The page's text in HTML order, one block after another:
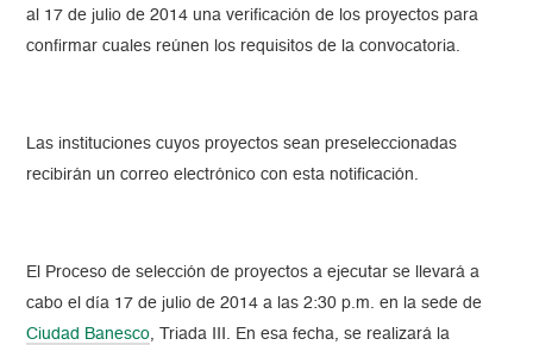
al 17 de julio de 2014 una verificación de los proyectos para
confirmar cuales reúnen los requisitos de la convocatoria.
Las instituciones cuyos proyectos sean preseleccionadas
recibirán un correo electrónico con esta notificación.
El Proceso de selección de proyectos a ejecutar se llevará a
cabo el día 17 de julio de 2014 a las 2:30 p.m. en la sede de
Ciudad Banesco, Triada III. En esa fecha, se realizará la